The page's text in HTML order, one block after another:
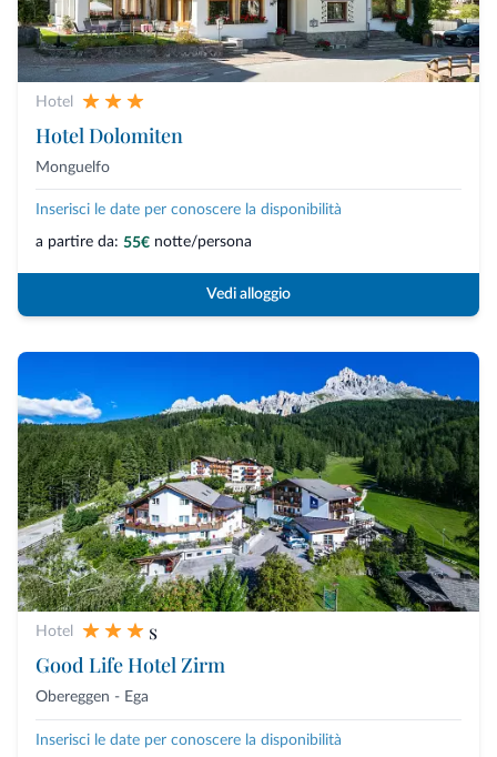
Hotel
Hotel Dolomiten
Monguelfo
Inserisci le date per conoscere la disponibilità
a partire da: 55€ notte/persona
Vedi alloggio
Hotel
s
Good Life Hotel Zirm
Obereggen - Ega
Inserisci le date per conoscere la disponibilità